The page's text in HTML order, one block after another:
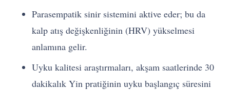
Parasempatik sinir sistemini aktive eder; bu da
kalp atış değişkenliğinin (HRV) yükselmesi
anlamına gelir.
Uyku kalitesi araştırmaları, akşam saatlerinde 30
dakikalık Yin pratiğinin uyku başlangıç süresini